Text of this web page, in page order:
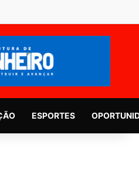
ESPORTES